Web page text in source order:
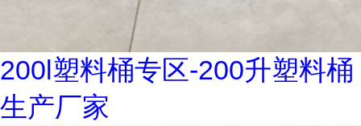
200l塑料桶专区-200升塑料桶
生产厂家